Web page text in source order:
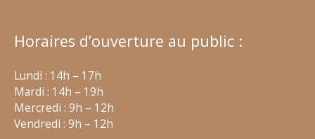
Horaires d’ouverture au public :
Lundi : 14h – 17h
Mardi : 14h – 19h
Mercredi : 9h – 12h
Vendredi : 9h – 12h